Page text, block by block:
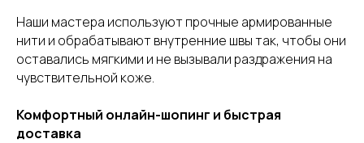
Наши мастера используют прочные армированные
нити и обрабатывают внутренние швы так, чтобы они
оставались мягкими и не вызывали раздражения на
чувствительной коже.
Комфортный онлайн-шопинг и быстрая
доставка